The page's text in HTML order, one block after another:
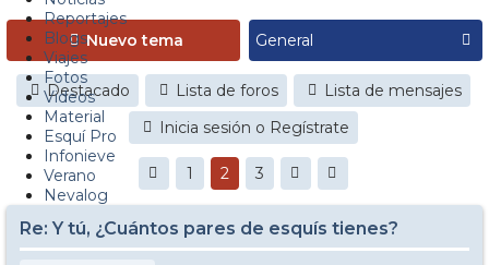
Reportajes
Blogs
Viajes
Fotos
Videos
Material
Esquí Pro
Infonieve
Verano
Nevalog
Nuevo tema
Destacado Lista de foros
Lista de mensajes
Inicia sesión o Regístrate
1 2 3
Re: Y tú, ¿Cuántos pares de esquís tienes?